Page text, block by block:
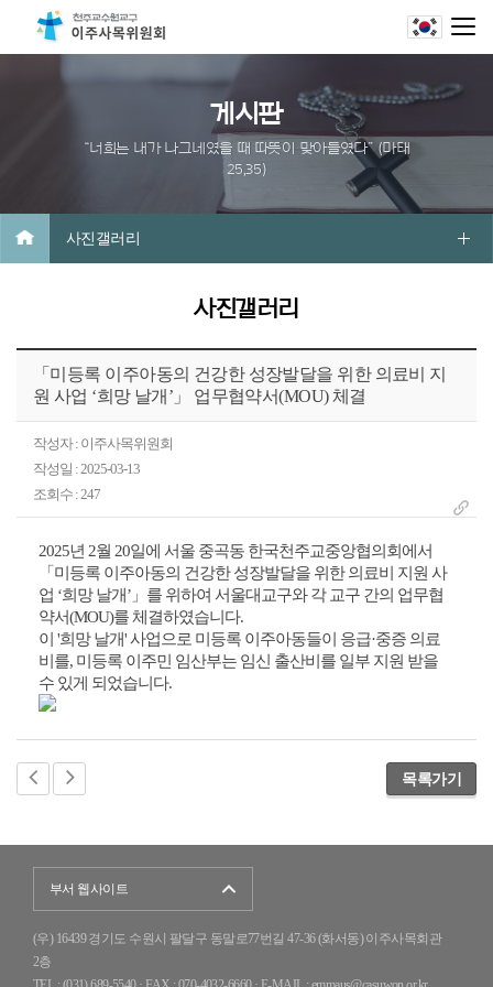
게시판
“너희는 내가 나그네였을 때 따뜻이 맞아들였다” (마태
25,35)
사진갤러리
사진갤러리
「미등록 이주아동의 건강한 성장발달을 위한 의료비 지
원 사업 ‘희망 날개’」 업무협약서(MOU) 체결
작성자 : 이주사목위원회
작성일 : 2025-03-13
조회수 : 247
2025년 2월 20일에 서울 중곡동 한국천주교중앙협의회에서
「미등록 이주아동의 건강한 성장발달을 위한 의료비 지원 사
업 ‘희망 날개’」를 위하여 서울대교구와 각 교구 간의 업무협
약서(MOU)를 체결하였습니다.
이 '희망 날개' 사업으로 미등록 이주아동들이 응급·중증 의료
비를, 미등록 이주민 임산부는 임신 출산비를 일부 지원 받을
수 있게 되었습니다.
목록가기
부서 웹사이트
(우) 16439 경기도 수원시 팔달구 동말로77번길 47-36 (화서동) 이주사목회관
2층